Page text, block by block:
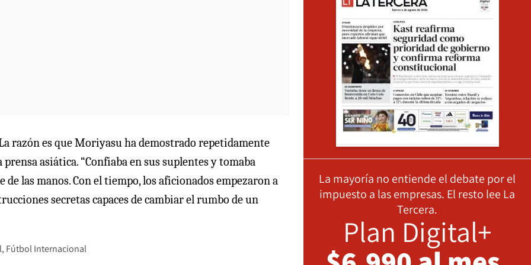
razón es que Moriyasu ha demostrado repetidamente
asiática. “Confiaba en sus suplentes y tomaba
las manos. Con el tiempo, los aficionados empezaron a
secretas capaces de cambiar el rumbo de un
Fútbol Internacional
La mayoría no entiende el debate por el
impuesto a las empresas. El resto lee La
Tercera.
Plan Digital+